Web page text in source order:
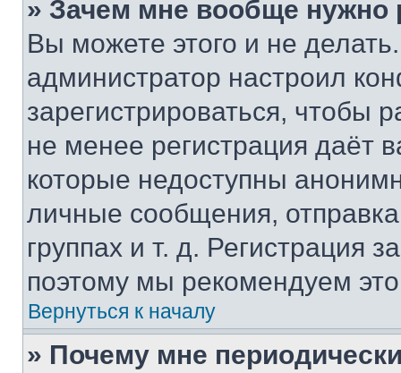
» Зачем мне вообще нужно
Вы можете этого и не
администратор настроил
зарегистрироваться, чтобы
не менее регистрация даёт
которые недоступны
личные сообщения,
группах и т. д. Регистрация
поэтому мы рекомендуем
Вернуться к началу
» Почему мне